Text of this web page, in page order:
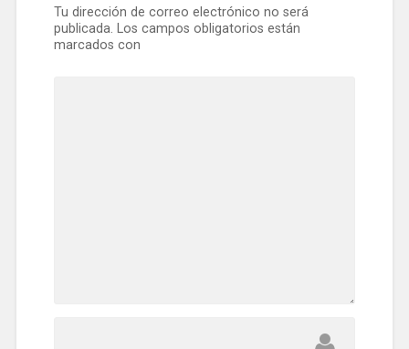
Tu dirección de correo electrónico no será
publicada. Los campos obligatorios están
marcados con